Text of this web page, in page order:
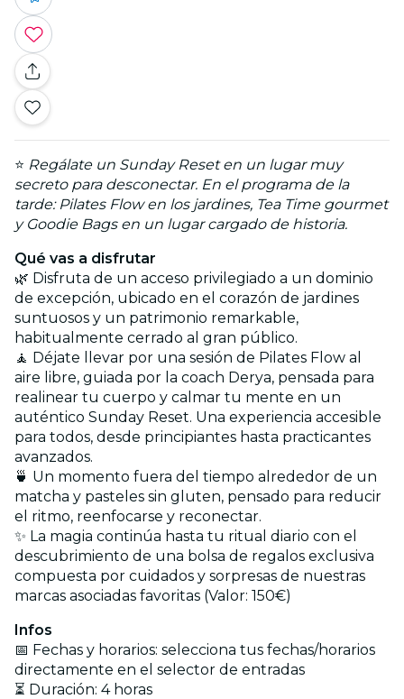
⭐ Regálate un Sunday Reset en un lugar muy
secreto para desconectar. En el programa de la
tarde: Pilates Flow en los jardines, Tea Time gourmet
y Goodie Bags en un lugar cargado de historia.
Qué vas a disfrutar
🌿 Disfruta de un acceso privilegiado a un dominio
de excepción, ubicado en el corazón de jardines
suntuosos y un patrimonio remarkable,
habitualmente cerrado al gran público.
🧘 Déjate llevar por una sesión de Pilates Flow al
aire libre, guiada por la coach Derya, pensada para
realinear tu cuerpo y calmar tu mente en un
auténtico Sunday Reset. Una experiencia accesible
para todos, desde principiantes hasta practicantes
avanzados.
🍵 Un momento fuera del tiempo alrededor de un
matcha y pasteles sin gluten, pensado para reducir
el ritmo, reenfocarse y reconectar.
✨ La magia continúa hasta tu ritual diario con el
descubrimiento de una bolsa de regalos exclusiva
compuesta por cuidados y sorpresas de nuestras
marcas asociadas favoritas (Valor: 150€)
Infos
📅 Fechas y horarios: selecciona tus fechas/horarios
directamente en el selector de entradas
⏳ Duración: 4 horas